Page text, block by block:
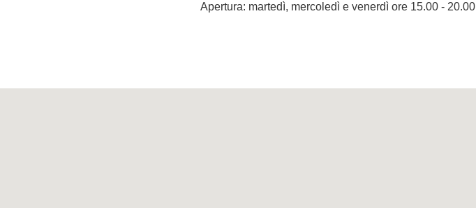
Apertura: martedì, mercoledì e venerdì ore 15.00 -